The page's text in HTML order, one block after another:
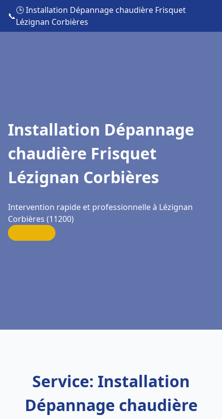
📞
🕒 Installation Dépannage chaudière Frisquet
Lézignan Corbières
Installation Dépannage
chaudière Frisquet
Lézignan Corbières
Intervention rapide et professionnelle à Lézignan
Corbières (11200)
Service: Installation
Dépannage chaudière